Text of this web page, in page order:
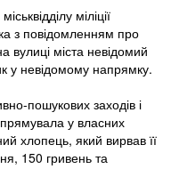
міліції
з повідомленням про
міста невідомий
у невідомому напрямку.
пошукових заходів і
у власних
хлопець, який вирвав її
150 гривень та